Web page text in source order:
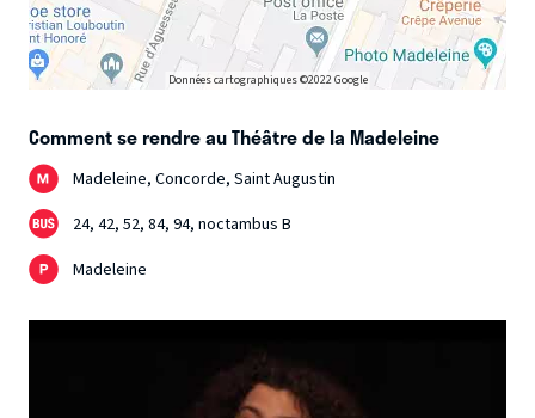
Données cartographiques ©2022 Google
Comment se rendre au Théâtre de la Madeleine
Madeleine, Concorde, Saint Augustin
24, 42, 52, 84, 94, noctambus B
Madeleine